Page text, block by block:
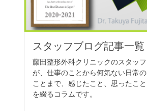
スタッフブログ記事一覧
藤田整形外科クリニックのスタッフ
が、仕事のことから何気ない日常の
ことまで、感じたこと、思ったこと
を綴るコラムです。